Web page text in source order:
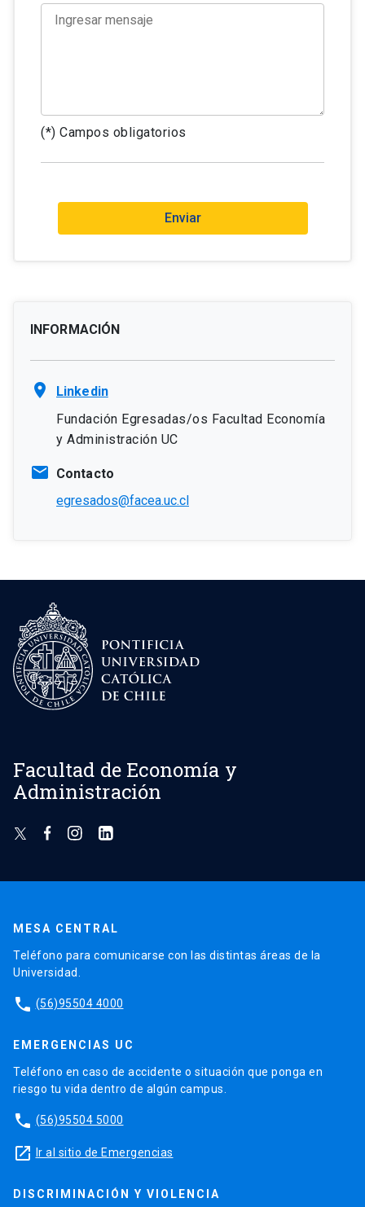
INFORMACIÓN
location_on
Linkedin
Fundación Egresadas/os Facultad Economía
y Administración UC
mail Contacto
egresados@facea.uc.cl
(*) Campos obligatorios
Enviar
Facultad de Economía y
Administración
MESA CENTRAL
Teléfono para comunicarse con las distintas áreas de la
Universidad.
phone (56)95504 4000
EMERGENCIAS UC
Teléfono en caso de accidente o situación que ponga en
riesgo tu vida dentro de algún campus.
phone (56)95504 5000
launch Ir al sitio de Emergencias
DISCRIMINACIÓN Y VIOLENCIA